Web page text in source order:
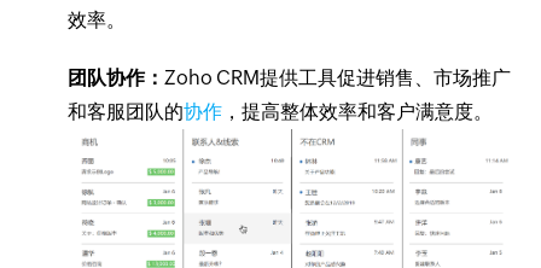
效率。
团队协作：Zoho CRM提供工具促进销售、市场推广
和客服团队的协作 ，提高整体效率和客户满意度。